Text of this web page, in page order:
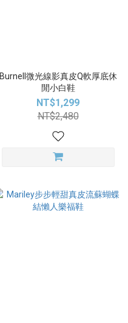
Burnell微光線影真皮Q軟厚底休
閒小白鞋
NT$1,299
NT$2,480